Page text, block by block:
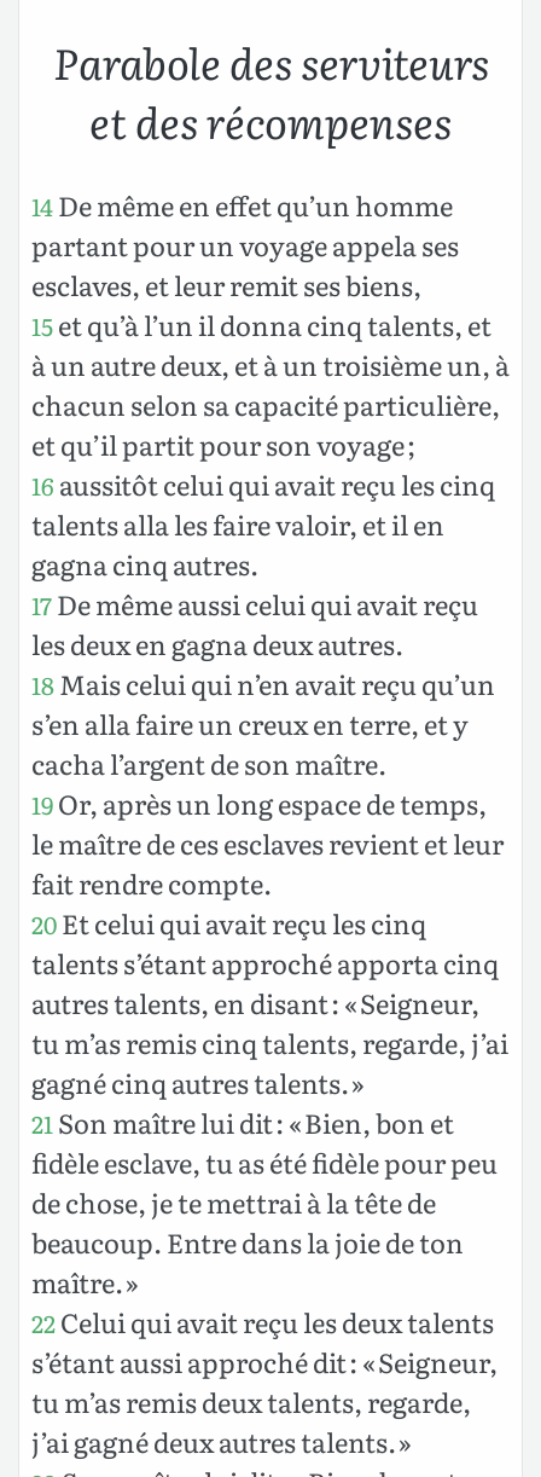
Parabole des serviteurs
et des récompenses
14De même en effet qu’un homme
partant pour un voyage appela ses
esclaves, et leur remit ses biens,
15et qu’à l’un il donna cinq talents, et
à un autre deux, et à un troisième un, à
chacun selon sa capacité particulière,
et qu’il partit pour son voyage ;
16 aussitôt celui qui avait reçu les cinq
talents alla les faire valoir, et il en
gagna cinq autres.
17De même aussi celui qui avait reçu
les deux en gagna deux autres.
18Mais celui qui n’en avait reçu qu’un
s’en alla faire un creux en terre, et y
cacha l’argent de son maître.
19Or, après un long espace de temps,
le maître de ces esclaves revient et leur
fait rendre compte.
20Et celui qui avait reçu les cinq
talents s’étant approché apporta cinq
autres talents, en disant : « Seigneur,
tu m’as remis cinq talents, regarde, j’ai
gagné cinq autres talents. »
21 Son maître lui dit : « Bien, bon et
fidèle esclave, tu as été fidèle pour peu
de chose, je te mettrai à la tête de
beaucoup. Entre dans la joie de ton
maître. »
22Celui qui avait reçu les deux talents
s’étant aussi approché dit : « Seigneur,
tu m’as remis deux talents, regarde,
j’ai gagné deux autres talents. »